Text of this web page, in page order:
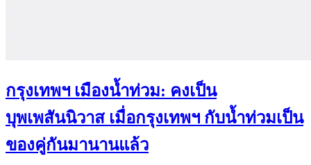
กรุงเทพฯ เมืองน้ำท่วม: คงเป็น
บุพเพสันนิวาส เมื่อกรุงเทพฯ กับน้ำท่วมเป็น
ของคู่กันมานานแล้ว